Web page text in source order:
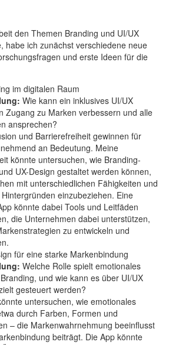
den Themen Branding und UI/UX
habe ich zunächst verschiedene neue
und erste Ideen für die
im digitalen Raum
Wie kann ein inklusives UI/UX
Zugang zu Marken verbessern und alle
ansprechen?
und Barrierefreiheit gewinnen für
an Bedeutung. Meine
könnte untersuchen, wie Branding-
UX-Design gestaltet werden können,
mit unterschiedlichen Fähigkeiten und
einzubeziehen. Eine
könnte dabei Tools und Leitfäden
die Unternehmen dabei unterstützen,
zu entwickeln und
für eine starke Markenbindung
Welche Rolle spielt emotionales
und wie kann es über UI/UX
gesteuert werden?
untersuchen, wie emotionales
durch Farben, Formen und
– die Markenwahrnehmung beeinflusst
beiträgt. Die App könnte